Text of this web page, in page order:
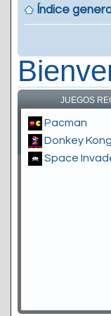
Índice
JUEGOS
Pacman
Donkey Kong
Space